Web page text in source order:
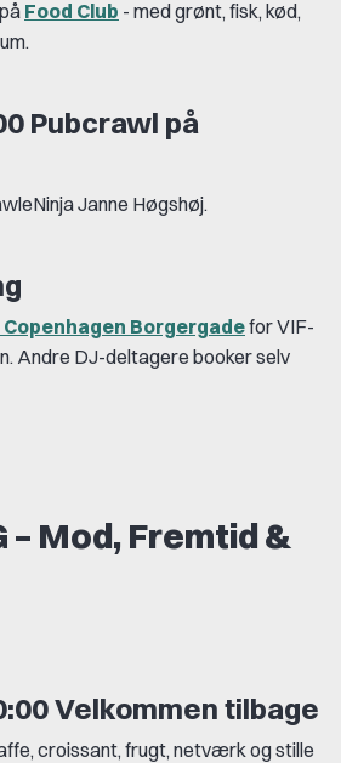
Food Club - med grønt, fisk, kød,
Pubcrawl på
Janne Høgshøj.
Copenhagen Borgergadefor VIF-
Andre DJ-deltagere booker selv
Mod, Fremtid &
Velkommen tilbage
croissant, frugt, netværk og stille